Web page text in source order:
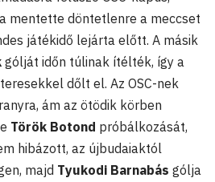
mentette döntetlenre a meccset
játékidő lejárta előtt. A másik
gólját időn túlinak ítélték, így a
dőlt el. Az OSC-nek
ám az ötödik körben
Török Botond próbálkozását,
hibázott, az újbudaiaktól
majd Tyukodi Barnabás gólja